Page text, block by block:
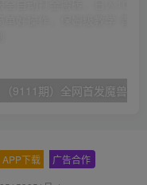
APP下载 广告合作